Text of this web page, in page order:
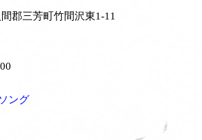
郡三芳町竹間沢東1-11
ング